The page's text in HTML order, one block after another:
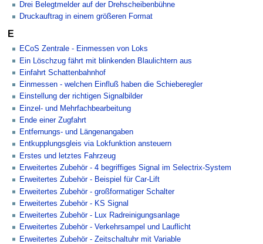
Drei Belegtmelder auf der Drehscheibenbühne
Druckauftrag in einem größeren Format
E
ECoS Zentrale - Einmessen von Loks
Ein Löschzug fährt mit blinkenden Blaulichtern aus
Einfahrt Schattenbahnhof
Einmessen - welchen Einfluß haben die Schieberegler
Einstellung der richtigen Signalbilder
Einzel- und Mehrfachbearbeitung
Ende einer Zugfahrt
Entfernungs- und Längenangaben
Entkupplungsgleis via Lokfunktion ansteuern
Erstes und letztes Fahrzeug
Erweitertes Zubehör - 4 begriffiges Signal im Selectrix-System
Erweitertes Zubehör - Beispiel für Car-Lift
Erweitertes Zubehör - großformatiger Schalter
Erweitertes Zubehör - KS Signal
Erweitertes Zubehör - Lux Radreinigungsanlage
Erweitertes Zubehör - Verkehrsampel und Lauflicht
Erweitertes Zubehör - Zeitschaltuhr mit Variable